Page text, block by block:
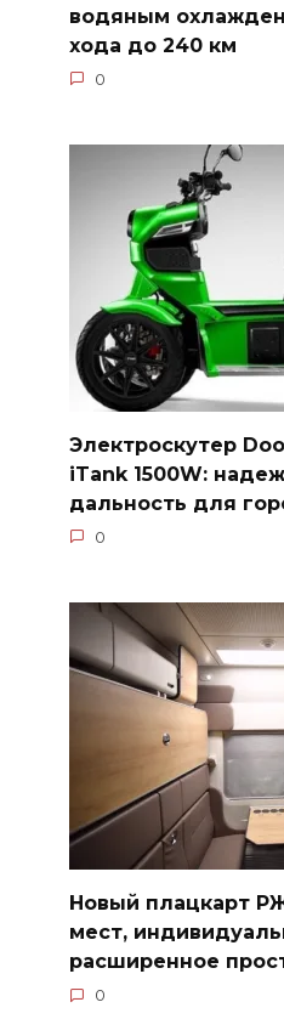
водяным
хода до 240 км
0
Электроскутер
iTank 1500W:
дальность для
0
Новый плацкарт
мест,
расширенное
0